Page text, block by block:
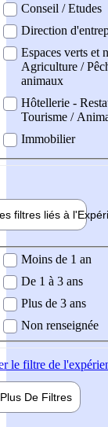
Conseil / Etudes
Direction
Espaces verts et
Agriculture /
animaux
Hôtellerie -
Tourisme /
Immobilier
filtres liés à l'
demandée
Moins de 1 an
De 1 à 3 ans
Plus de 3 ans
Non renseignée
le filtre de
Plus De Filtres